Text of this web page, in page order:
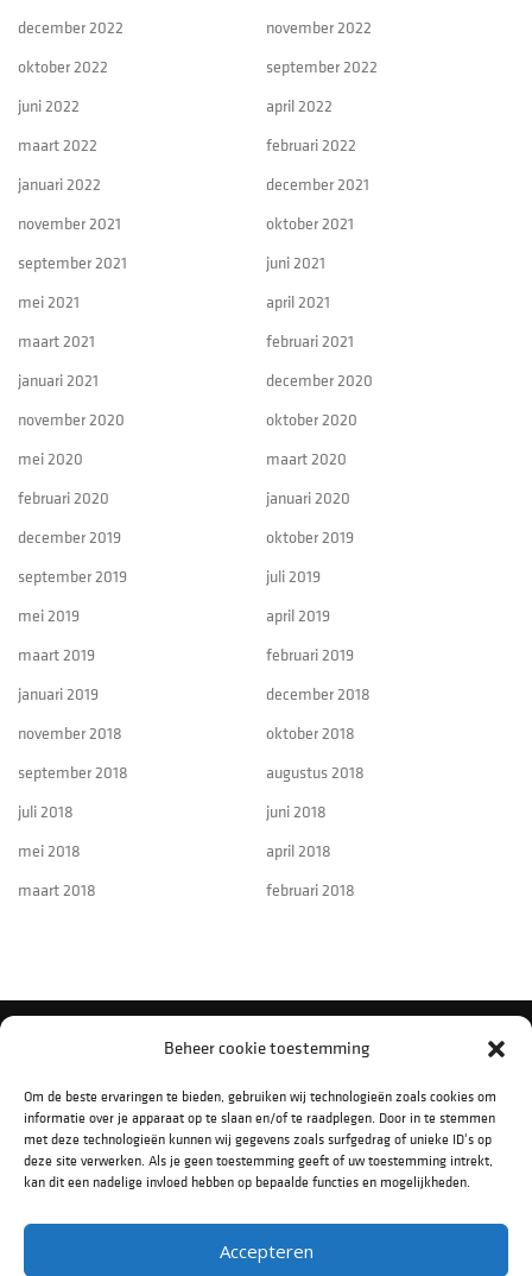
Beheer cookie toestemming
Om de beste ervaringen te bieden, gebruiken wij technologieën zoals cookies om
informatie over je apparaat op te slaan en/of te raadplegen. Door in te stemmen
met deze technologieën kunnen wij gegevens zoals surfgedrag of unieke ID's op
deze site verwerken. Als je geen toestemming geeft of uw toestemming intrekt,
kan dit een nadelige invloed hebben op bepaalde functies en mogelijkheden.
Accepteren
december 2022
november 2022
oktober 2022
september 2022
juni 2022
april 2022
maart 2022
februari 2022
januari 2022
december 2021
november 2021
oktober 2021
september 2021
juni 2021
mei 2021
april 2021
maart 2021
februari 2021
januari 2021
december 2020
november 2020
oktober 2020
mei 2020
maart 2020
februari 2020
januari 2020
december 2019
oktober 2019
september 2019
juli 2019
mei 2019
april 2019
maart 2019
februari 2019
januari 2019
december 2018
november 2018
oktober 2018
september 2018
augustus 2018
juli 2018
juni 2018
mei 2018
april 2018
maart 2018
februari 2018
VOLG ONS OP SOCIAL MEDIA